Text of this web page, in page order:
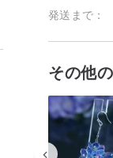
発送まで：
その他